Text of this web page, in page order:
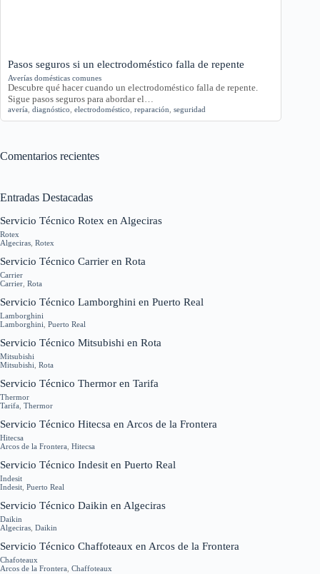
Pasos seguros si un electrodoméstico falla de repente
Averías domésticas comunes
Descubre qué hacer cuando un electrodoméstico falla de repente.
Sigue pasos seguros para abordar el…
avería diagnóstico electrodoméstico reparación seguridad
Comentarios recientes
Entradas Destacadas
Servicio Técnico Rotex en Algeciras
Rotex
Algeciras Rotex
Servicio Técnico Carrier en Rota
Carrier
Carrier Rota
Servicio Técnico Lamborghini en Puerto Real
Lamborghini
Lamborghini Puerto Real
Servicio Técnico Mitsubishi en Rota
Mitsubishi
Mitsubishi Rota
Servicio Técnico Thermor en Tarifa
Thermor
Tarifa Thermor
Servicio Técnico Hitecsa en Arcos de la Frontera
Hitecsa
Arcos de la Frontera Hitecsa
Servicio Técnico Indesit en Puerto Real
Indesit
Indesit Puerto Real
Servicio Técnico Daikin en Algeciras
Daikin
Algeciras Daikin
Servicio Técnico Chaffoteaux en Arcos de la Frontera
Chafoteaux
Arcos de la Frontera Chaffoteaux